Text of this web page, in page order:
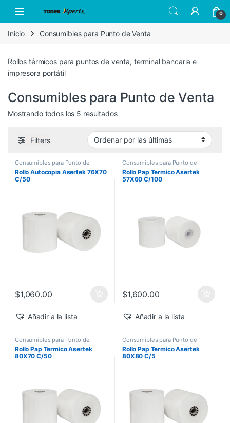
Open 0
Inicio Consumibles para Punto de Venta
Rollos térmicos para puntos de venta, terminal bancaria e
impresora portátil
Consumibles para Punto de Venta
Mostrando todos los 5 resultadosSorted by latest
Filters
Consumibles para Punto de
Rollo Térmico para Terminal
Bancaria,Rollos Termicos, Rollos
térmicos para Punto de Venta
Rollo Autocopia Asertek 76X70
C/50
$1,060.00
Añadir a la lista
Consumibles para Punto de
Consumibles para Punto
de Venta, Rollo Térmico para
Terminal Bancaria
,
Rollo Pap Termico Asertek
57X60 C/100
$1,600.00
Añadir a la lista
Consumibles para Punto de
Venta, Consumibles para Punto
de Venta, Rollo Térmico para
Terminal Bancaria
Rollo Pap Termico Asertek
80X70 C/50
Consumibles para Punto de
Venta, Consumibles para Punto
de Venta, Rollo Térmico para
Terminal Bancaria
Rollo Pap Termico Asertek
80X80 C/5